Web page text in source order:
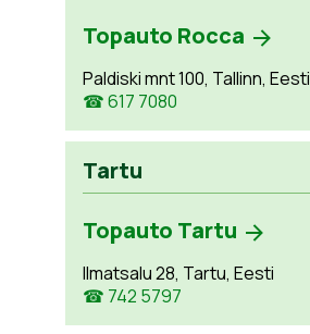
Topauto Rocca
Paldiski mnt 100, Tallinn, Eesti
☎ 617 7080
Tartu
Topauto Tartu
Ilmatsalu 28, Tartu, Eesti
☎ 742 5797